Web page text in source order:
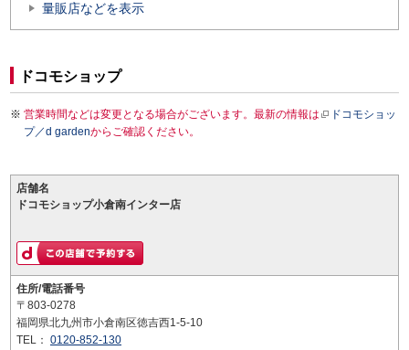
量販店などを表示
ドコモショップ
営業時間などは変更となる場合がございます。最新の情報は
ドコモショッ
プ／d gardenからご確認ください。
店舗名
ドコモショップ小倉南インター店
住所/電話番号
〒803-0278
福岡県北九州市小倉南区徳吉西1-5-10
TEL： 0120-852-130